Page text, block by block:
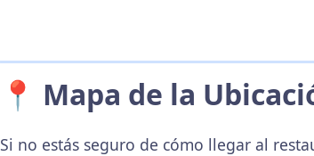
📍 Mapa de la
Si no estás seguro de cómo llegar al